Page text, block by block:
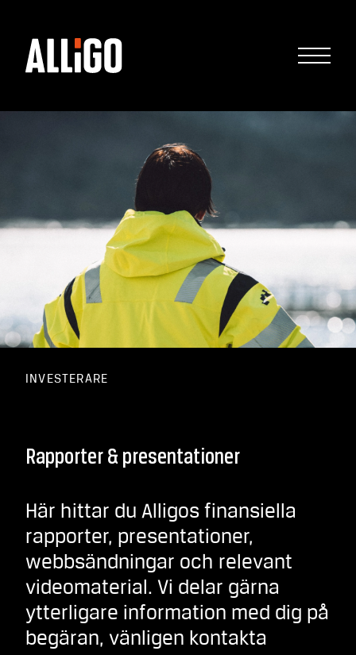
INVESTERARE
Rapporter & presentationer
Här hittar du Alligos finansiella
rapporter, presentationer,
webbsändningar och relevant
videomaterial. Vi delar gärna
ytterligare information med dig på
begäran, vänligen kontakta